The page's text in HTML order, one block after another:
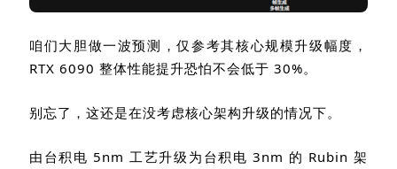
咱们大胆做一波预测，仅参考其核心规模升级幅度，
RTX 6090 整体性能提升恐怕不会低于 30%。
别忘了，这还是在没考虑核心架构升级的情况下。
由台积电 5nm 工艺升级为台积电3nm 的 Rubin架